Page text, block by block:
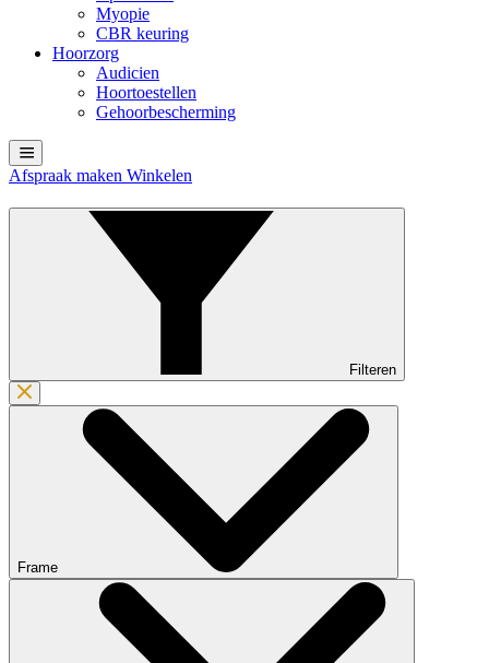
Myopie
CBR keuring
Hoorzorg
Audicien
Hoortoestellen
Gehoorbescherming
Afspraak maken Winkelen
Filteren
Frame